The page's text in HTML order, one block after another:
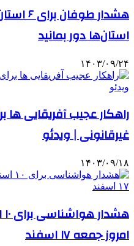
هشدار
استان‌ها دور بمانید
۱۴۰۳/۰۹/۲۴
راهکار عجیب آفریقایی ها
غیرقانونی | ویدئو
۱۴۰۳/۰۹/۱۸
امروز جمعه ۱۷ اسفند